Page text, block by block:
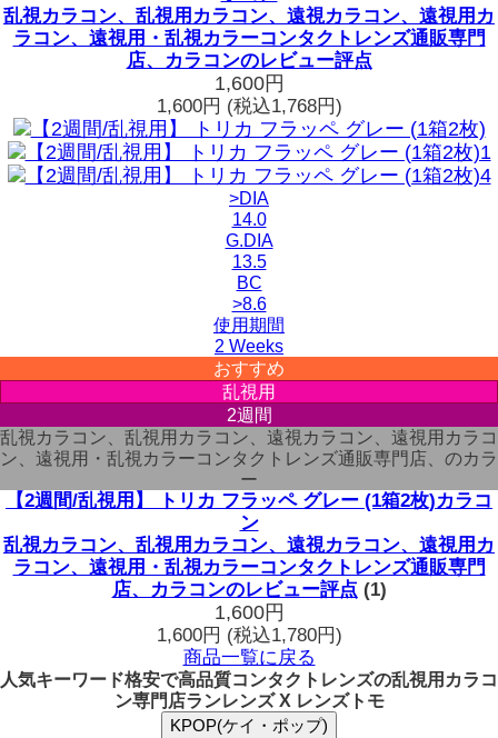
乱視カラコン、乱視用カラコン、遠視カラコン、遠視用カ
ラコン、遠視用・乱視カラーコンタクトレンズ通販専門
店、カラコンのレビュー評点
1,600円
1,600円 (税込1,768円)
>DIA
14.0
G.DIA
13.5
BC
>8.6
使用期間
2 Weeks
おすすめ
乱視用
2週間
乱視カラコン、乱視用カラコン、遠視カラコン、遠視用カラコ
ン、遠視用・乱視カラーコンタクトレンズ通販専門店、のカラ
ー
【2週間/乱視用】 トリカ フラッペ グレー (1箱2枚)カラコ
ン
乱視カラコン、乱視用カラコン、遠視カラコン、遠視用カ
ラコン、遠視用・乱視カラーコンタクトレンズ通販専門
店、カラコンのレビュー評点 (1)
1,600円
1,600円 (税込1,780円)
商品一覧に戻る
人気キーワード格安で高品質コンタクトレンズの乱視用カラコ
ン専門店ランレンズ X レンズトモ